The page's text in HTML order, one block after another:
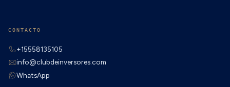
CONTACTO
+15558135105
info@clubdeinversores.com
WhatsApp